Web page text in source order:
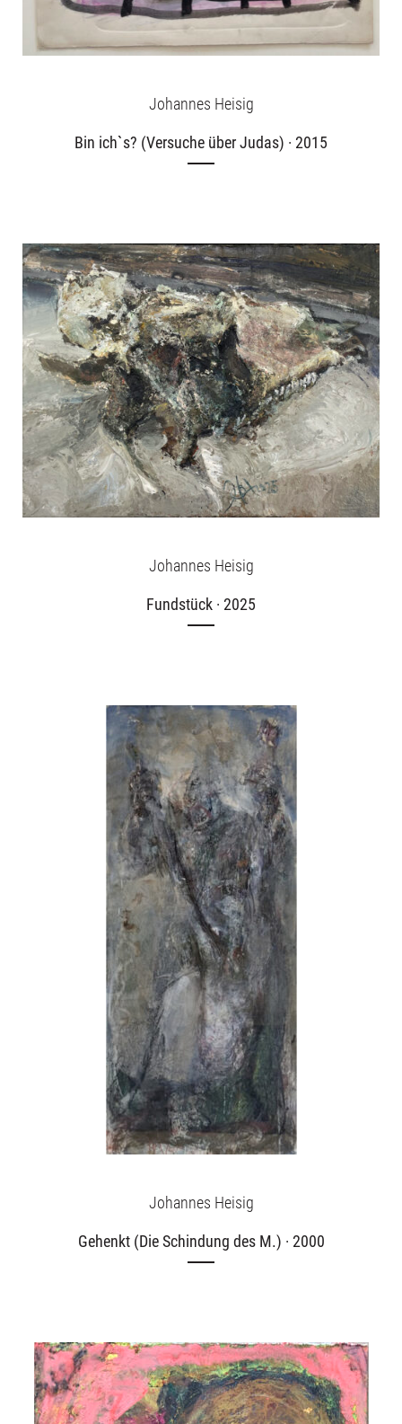
Johannes Heisig
Bin ich`s? (Versuche über Judas) · 2015
Johannes Heisig
Fundstück · 2025
Johannes Heisig
Gehenkt (Die Schindung des M.) · 2000